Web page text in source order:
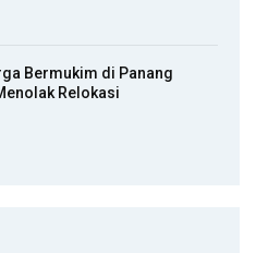
Bermukim di Panang
Relokasi